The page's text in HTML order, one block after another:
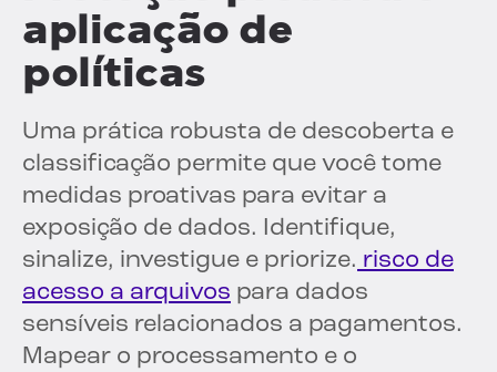
aplicação de
políticas
Uma prática robusta de descoberta e
classificação permite que você tome
medidas proativas para evitar a
exposição de dados. Identifique,
sinalize, investigue e priorize. risco de
acesso a arquivos para dados
sensíveis relacionados a pagamentos.
Mapear o processamento e o